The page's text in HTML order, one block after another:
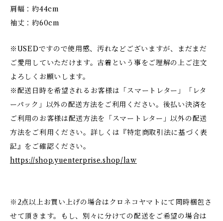
肩幅：約44cm
袖丈：約60cm
※USEDですので使用感、汚れなどございますが、まだまだ
ご愛用していただけます。古着という事をご理解の上ご注文
よろしくお願いします。
※配送日時を希望されるお客様は「スマートレター」「レタ
ーパック」以外の配送方法をご利用ください。後払い決済を
ご利用のお客様は配送方法を「スマートレター」以外の配送
方法をご利用ください。詳しくは『特定商取引法に基づく表
記』をご確認ください。
https://shop.yuenterprise.shop/law
※2点以上お買い上げの場合はクロネコヤマトにて同時梱包さ
せて頂きます。もし、別々に分けての配送をご希望の場合は